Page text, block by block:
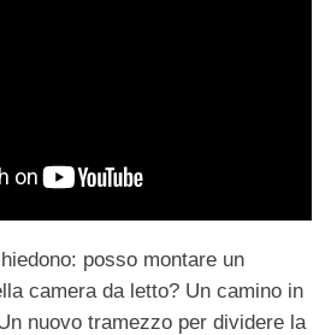
posso montare un
camera da letto? Un camino in
nuovo tramezzo per dividere la